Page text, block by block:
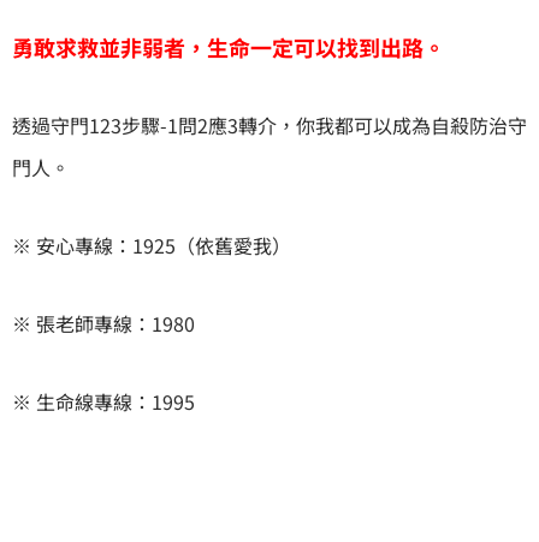
勇敢求救並非弱者，生命一定可以找到出路。
透過守門123步驟-1問2應3轉介，你我都可以成為自殺防治守
門人。
※ 安心專線：1925（依舊愛我）
※ 張老師專線：1980
※ 生命線專線：1995